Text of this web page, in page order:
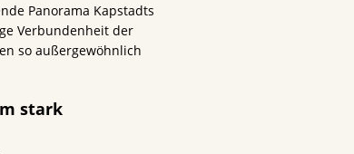
Panorama Kapstadts
Verbundenheit der
so außergewöhnlich
stark